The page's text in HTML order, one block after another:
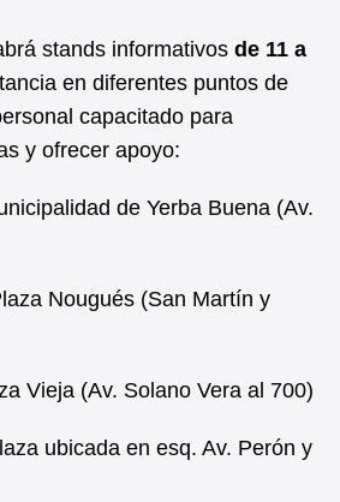
stands informativos de 11 a
en diferentes puntos de
capacitado para
y ofrecer apoyo:
de Yerba Buena (Av.
Nougués (San Martín y
Vieja (Av. Solano Vera al 700)
ubicada en esq. Av. Perón y